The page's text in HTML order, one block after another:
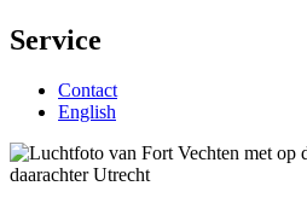
Service
Contact
English